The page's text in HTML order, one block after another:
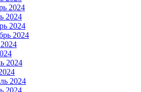
2024
2024
2024
2024
2024
2024
2024